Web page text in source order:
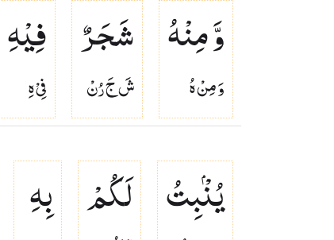
وَّ مِنْهُ
وَ مِنْ هُ
شَجَرٌ
شَ جَ رُنْ
فِیْهِ
فِىْ هِ
یُنْۢبِتُ لَكُمْ بِهِ